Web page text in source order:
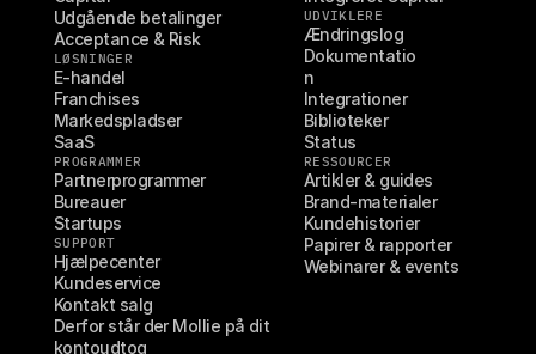
Udgående betalinger
Acceptance & Risk
LØSNINGER
E-handel
Franchises
Markedspladser
SaaS
PROGRAMMER
Partnerprogrammer
Bureauer
Startups
SUPPORT
Hjælpecenter
Kundeservice
Kontakt salg
Derfor står der Mollie på dit
kontoudtog
UDVIKLERE
Ændringslog
Dokumentatio
n
Integrationer
Biblioteker
Status
RESSOURCER
Artikler & guides
Brand-materialer
Kundehistorier
Papirer & rapporter
Webinarer & events